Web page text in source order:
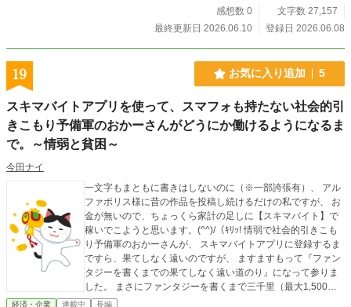
感想数 0
文字数 27,157
最終更新日 2026.06.10
登録日 2026.06.08
19 お気に入り追加 5
スキマバイトアプリを使って、スマフォも持たない社会的引
きこもり予備軍のおかーさんがどうにか働けるようになるま
で。～情弱と貧困～
今田ナイ
一文字もまともに書きはしないのに（※一部誇張有）、 アル
ファポリス様に昔の作品を投稿し続けるだけの私ですが、 お
金が無いので、ちょっくら家計の足しに【スキマバイト】で
稼いでこようと思います。(^^)/（ｷﾘｯ! 情弱で社会的引きこも
り予備軍のおかーさんが、 スキマバイトアプリに登録するま
ですら、果てしなく遠いのですが、 ますますもって『ファン
タジーを書くまでの果てしなく遠い道のり』になって参りま
した。 まさにファンタジーを書くまで三千里（最大1,500キ
ロ）状態どころか、 ファンタジーを書くまでに天竺までお経
経済・企業 連載中 長編